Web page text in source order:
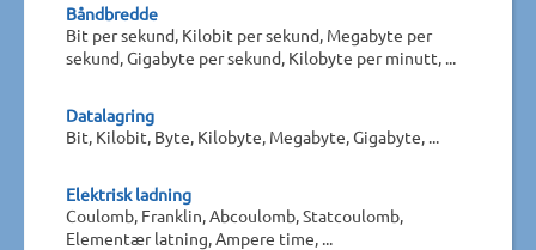
Båndbredde
Bit per sekund, Kilobit per sekund, Megabyte per
sekund, Gigabyte per sekund, Kilobyte per minutt, ...
Datalagring
Bit, Kilobit, Byte, Kilobyte, Megabyte, Gigabyte, ...
Elektrisk ladning
Coulomb, Franklin, Abcoulomb, Statcoulomb,
Elementær latning, Ampere time, ...